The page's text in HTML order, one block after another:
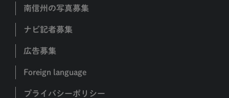
南信州の写真募集
ナビ記者募集
広告募集
Foreign language
プライバシーポリシー